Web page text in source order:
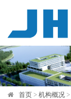
首页 > 机构概况 >